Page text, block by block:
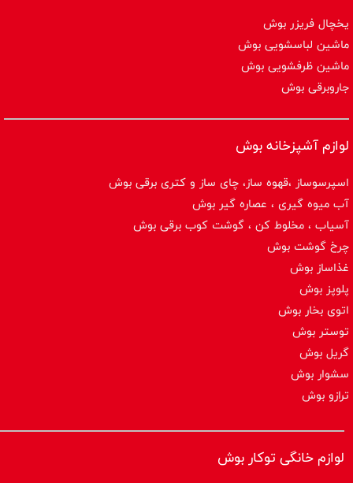
یخچال فریزر بوش
ماشین لباسشویی بوش
ماشین ظرفشویی بوش
جاروبرقی بوش
لوازم آشپزخانه بوش
اسپرسوساز ،قهوه ساز، چای ساز و کتری برقی بوش
آب میوه گیری ، عصاره گیر بوش
آسیاب ، مخلوط کن ، گوشت کوب برقی بوش
چرخ گوشت بوش
غذاساز بوش
پلوپز بوش
اتوی بخار بوش
توستر بوش
گریل بوش
سشوار بوش
ترازو بوش
لوازم خانگی توکار بوش